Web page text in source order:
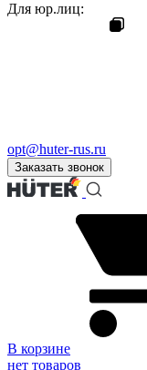
Для юр.лиц:
opt@huter-rus.ru
Заказать звонок
В корзине
нет товаров